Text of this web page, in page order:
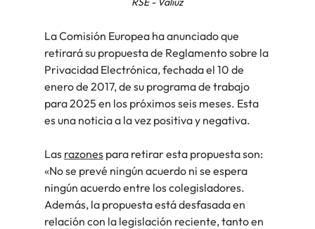
La Comisión Europea ha anunciado que
retirará su propuesta de Reglamento sobre la
Privacidad Electrónica, fechada el 10 de
enero de 2017, de su programa de trabajo
para 2025 en los próximos seis meses. Esta
es una noticia a la vez positiva y negativa.
Las razones para retirar esta propuesta son:
«No se prevé ningún acuerdo ni se espera
ningún acuerdo entre los colegisladores.
Además, la propuesta está desfasada en
relación con la legislación reciente, tanto en